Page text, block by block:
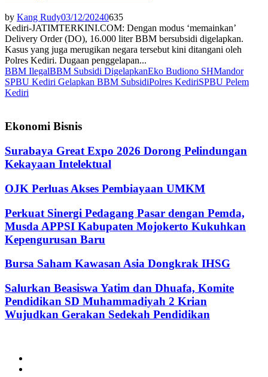
by Kang Rudy03/12/20240635
Kediri-JATIMTERKINI.COM: Dengan modus ‘memainkan’
Delivery Order (DO), 16.000 liter BBM bersubsidi digelapkan.
Kasus yang juga merugikan negara tersebut kini ditangani oleh
Polres Kediri. Dugaan penggelapan...
BBM IlegalBBM Subsidi DigelapkanEko Budiono SHMandor
SPBU Kediri Gelapkan BBM SubsidiPolres KediriSPBU Pelem
Kediri
Ekonomi Bisnis
Surabaya Great Expo 2026 Dorong Pelindungan
Kekayaan Intelektual
OJK Perluas Akses Pembiayaan UMKM
Perkuat Sinergi Pedagang Pasar dengan Pemda,
Musda APPSI Kabupaten Mojokerto Kukuhkan
Kepengurusan Baru
Bursa Saham Kawasan Asia Dongkrak IHSG
Salurkan Beasiswa Yatim dan Dhuafa, Komite
Pendidikan SD Muhammadiyah 2 Krian
Wujudkan Gerakan Sedekah Pendidikan